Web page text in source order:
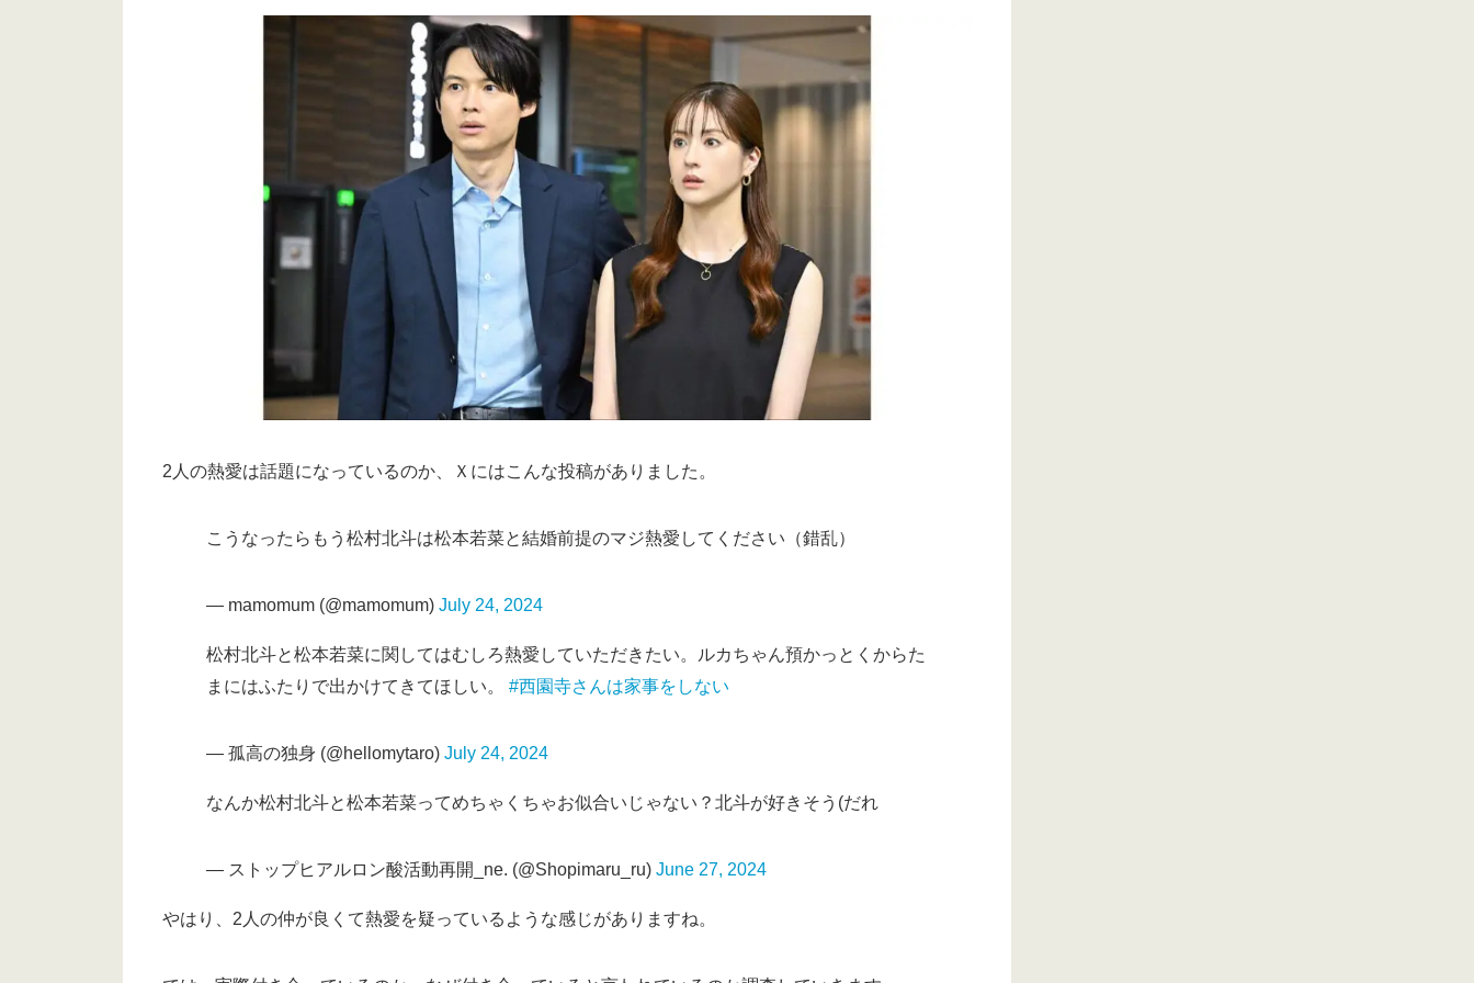
2人の熱愛は話題になっているのか、Ｘにはこんな投稿がありました。
こうなったらもう松村北斗は松本若菜と結婚前提のマジ熱愛してください（錯乱）
— mamomum (@mamomum) July 24, 2024
松村北斗と松本若菜に関してはむしろ熱愛していただきたい。ルカちゃん預かっとくからた
まにはふたりで出かけてきてほしい。 #西園寺さんは家事をしない
— 孤高の独身 (@hellomytaro) July 24, 2024
なんか松村北斗と松本若菜ってめちゃくちゃお似合いじゃない？北斗が好きそう(だれ
— ストップヒアルロン酸活動再開_ne. (@Shopimaru_ru) June 27, 2024
やはり、2人の仲が良くて熱愛を疑っているような感じがありますね。